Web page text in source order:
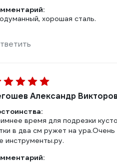
хорошая сталь.
Александр
время для подрезки
в два см ружет на
инструменты.ру.